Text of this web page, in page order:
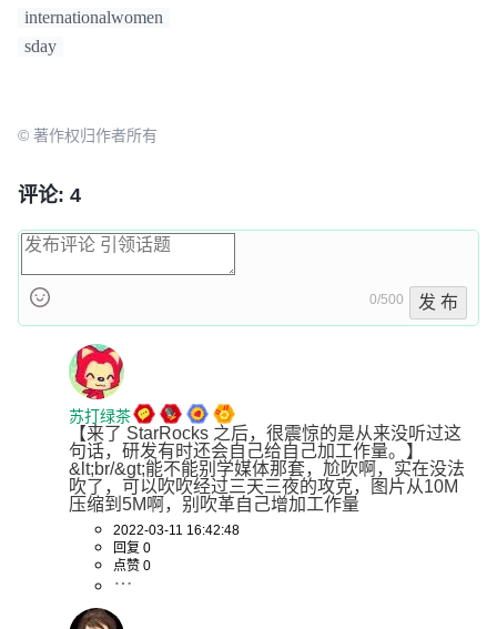
internationalwomen
sday
© 著作权归作者所有
评论: 4
0/500 发 布
苏打绿茶
【来了 StarRocks 之后，很震惊的是从来没听过这
句话，研发有时还会自己给自己加工作量。】
&lt;br/&gt;能不能别学媒体那套，尬吹啊，实在没法
吹了，可以吹吹经过三天三夜的攻克，图片从10M
压缩到5M啊，别吹革自己增加工作量
2022-03-11 16:42:48
回复 0
点赞 0